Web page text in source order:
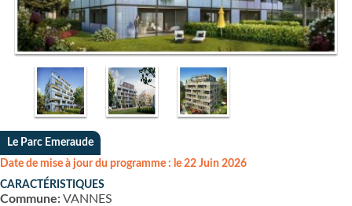
Le Parc Emeraude
Date de mise à jour du programme : le 22 Juin 2026
CARACTÉRISTIQUES
Commune:VANNES